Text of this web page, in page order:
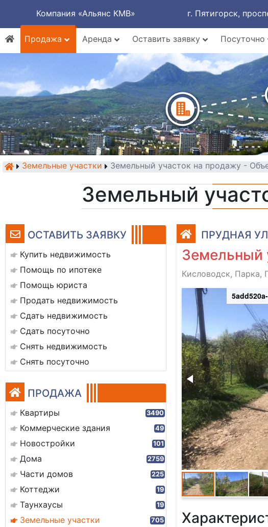
Компания «Альянс КМВ» г. Пятигорск,
Продажа
Аренда Оставить заявку Посуточно
Земельные участки Земельный участок на продажу -
Земельный
ОСТАВИТЬ ЗАЯВКУ
Купить недвижимость
Помощь по ипотеке
Помощь юриста
Продать недвижимость
Сдать недвижимость
Сдать посуточно
Снять недвижимость
Снять посуточно
ПРОДАЖА
Квартиры 3490
Коммерческие здания 49
Новостройки 101
Дома 2759
Части домов 225
Коттеджи 19
Таунхаусы 19
Земельные участки 705
ПРУДНАЯ
Земельный
Кисловодск, Парка,
4240-4629-890b-c5bab7396b87